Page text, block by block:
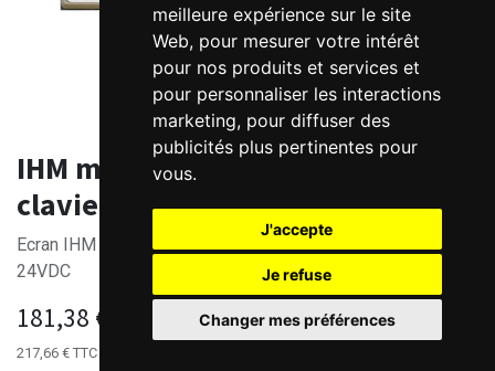
meilleure expérience sur le site
Web, pour mesurer votre intérêt
pour nos produits et services et
pour personnaliser les interactions
marketing, pour diffuser des
publicités plus pertinentes pour
vous.
J'accepte
Je refuse
Changer mes préférences
IHM monochrome Kinco 4.3" avec
clavier numérique
Ecran IHM monochrome - 4.3" - 192x64 - 1 port série - 14-
24VDC
181,38 €
217,66 € TTC